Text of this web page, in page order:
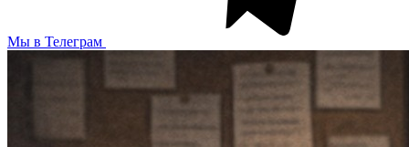
Мы в Телеграм